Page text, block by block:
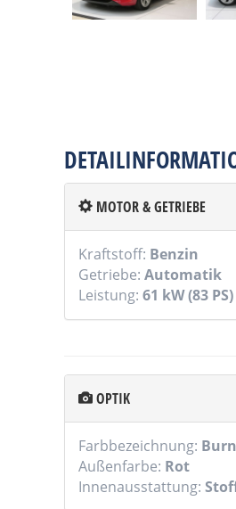
MOTOR & GETRIEBE
Kraftstoff: Benzin
Getriebe: Automatik
Leistung: 61 kW (83 PS)
OPTIK
Farbbezeichnung:
Außenfarbe: Rot
Innenausstattung: